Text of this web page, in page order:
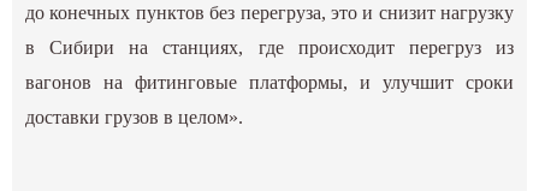
до конечных пунктов без перегруза, это и снизит нагрузку
в Сибири на станциях, где происходит перегруз из
вагонов на фитинговые платформы, и улучшит сроки
доставки грузов в целом».